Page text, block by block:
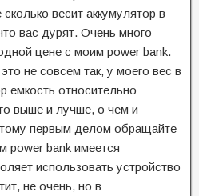
весит аккумулятор в
вас дурят. Очень много
цене с моим power bank.
не совсем так, у моего вес в
емкость относительно
выше и лучше, о чем и
первым делом обращайте
power bank имеется
использовать устройство
не очень, но в